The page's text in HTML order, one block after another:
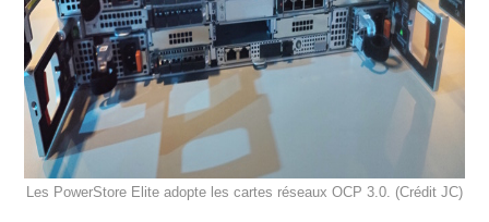
Les PowerStore Elite adopte les cartes réseaux OCP 3.0. (Crédit JC)